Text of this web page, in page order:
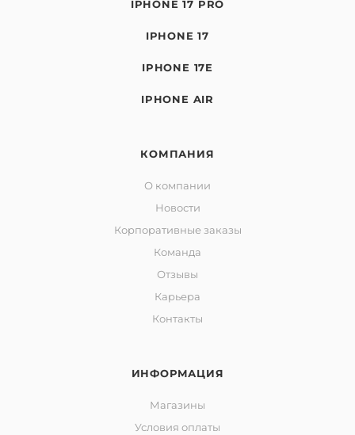
IPHONE 17 PRO
IPHONE 17
IPHONE 17E
IPHONE AIR
КОМПАНИЯ
О компании
Новости
Корпоративные заказы
Команда
Отзывы
Карьера
Контакты
ИНФОРМАЦИЯ
Магазины
Условия оплаты